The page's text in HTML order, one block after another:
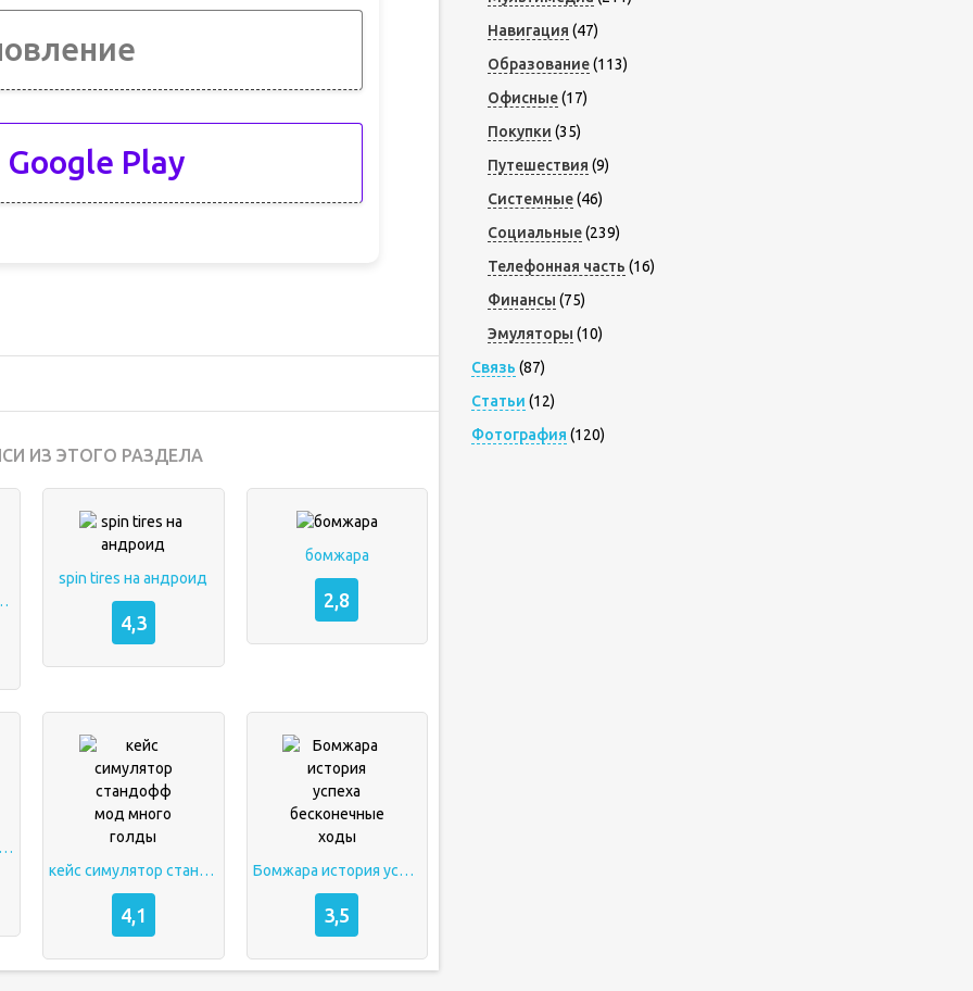
Play
ИЗ ЭТОГО РАЗДЕЛА
денег
spin tires на андроид
4,3
бомжара
2,8
симулятор бога
кейс симулятор стандофф мод много голды
4,1
Бомжара история успеха бесконечные ходы
3,5
Навигация (47)
Образование(113)
Офисные(17)
Покупки (35)
Путешествия (9)
Системные(46)
Социальные(239)
Телефонная часть (16)
Финансы (75)
Эмуляторы (10)
Связь (87)
Статьи (12)
Фотография (120)